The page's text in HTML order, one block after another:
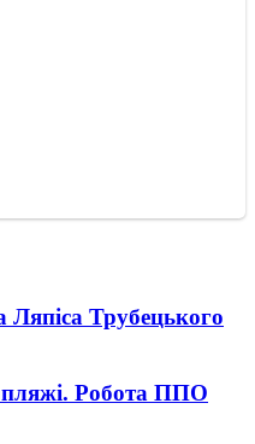
Ляпіса Трубецького
Робота ППО